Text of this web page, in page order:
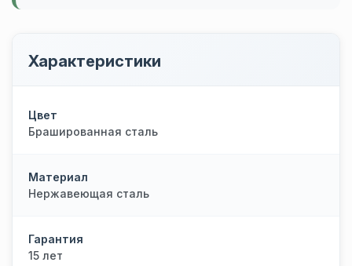
Характеристики
Цвет
Брашированная сталь
Материал
Нержавеющая сталь
Гарантия
15 лет